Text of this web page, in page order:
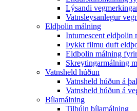
Lýsandi
Vatnsleysanlegur
Eldþolin málning
Intumescent eldþolin
Þykkt filmu duft
Eldþolin málning
Skreytingarmálning
Vatnsheld húðun
Vatnsheld húðun á
Vatnsheld húðun á
Bílamálning
Tilbúin bílamálning